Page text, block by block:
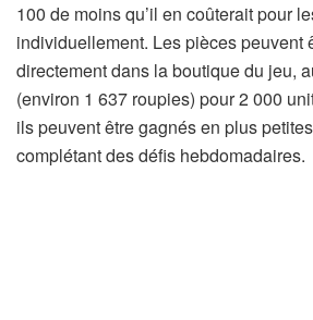
100 de moins qu’il en coûterait pour
individuellement. Les pièces peuvent
directement dans la boutique du jeu,
(environ 1 637 roupies) pour 2 000
ils peuvent être gagnés en plus
complétant des défis hebdomadaires.